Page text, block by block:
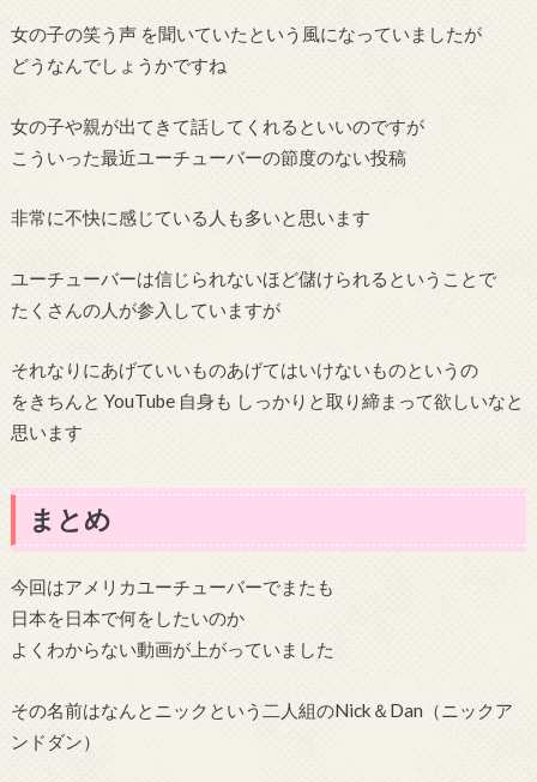
女の子の笑う声 を聞いていたという風になっていましたが
どうなんでしょうかですね
女の子や親が出てきて話してくれるといいのですが
こういった最近ユーチューバーの節度のない投稿
非常に不快に感じている人も多いと思います
ユーチューバーは信じられないほど儲けられるということで
たくさんの人が参入していますが
それなりにあげていいものあげてはいけないものというの
をきちんと YouTube 自身も しっかりと取り締まって欲しいなと
思います
まとめ
今回はアメリカユーチューバーでまたも
日本を日本で何をしたいのか
よくわからない動画が上がっていました
その名前はなんとニックという二人組のNick＆Dan（ニックア
ンドダン）